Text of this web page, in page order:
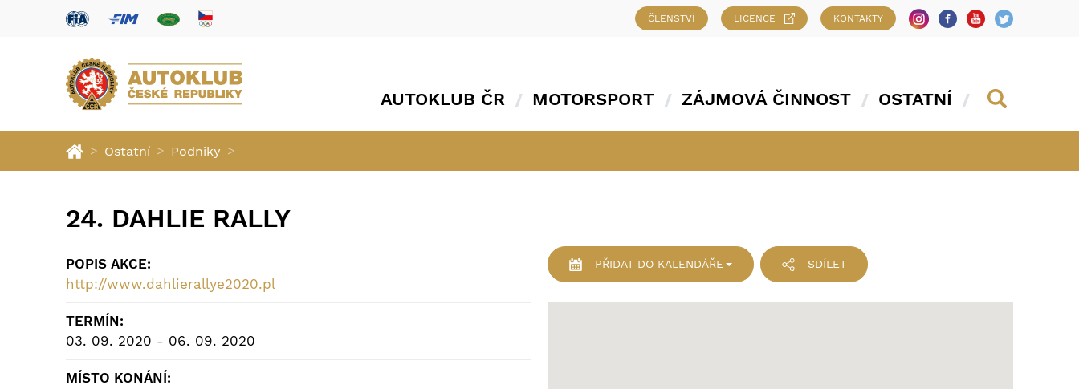
ČLENSTVÍ LICENCE KONTAKTY
AUTOKLUB ČR MOTORSPORT ZÁJMOVÁ ČINNOST OSTATNÍ
> Ostatní > Podniky >
24. DAHLIE RALLY
POPIS AKCE:
http://www.dahlierallye2020.pl
TERMÍN:
03. 09. 2020 - 06. 09. 2020
MÍSTO KONÁNÍ:
PŘIDATDO KALENDÁŘE SDÍLET